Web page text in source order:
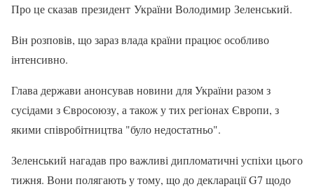
Про це сказав президент України Володимир Зеленський.
Він розповів, що зараз влада країни працює особливо
інтенсивно.
Глава держави анонсував новини для України разом з
сусідами з Євросоюзу, а також у тих регіонах Європи, з
якими співробітництва "було недостатньо".
Зеленський нагадав про важливі дипломатичні успіхи цього
тижня. Вони полягають у тому, що до декларації G7 щодо